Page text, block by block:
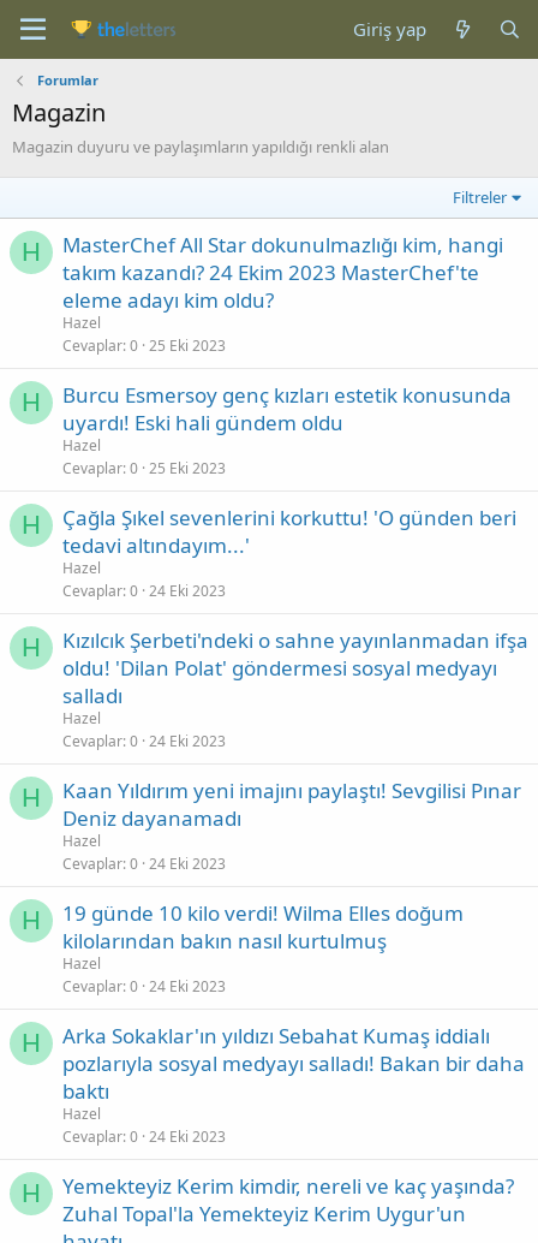
Giriş yap
Forumlar
Magazin
Magazin duyuru ve paylaşımların yapıldığı renkli alan
Filtreler
H
MasterChef All Star dokunulmazlığı kim, hangi
takım kazandı? 24 Ekim 2023 MasterChef'te
eleme adayı kim oldu?
Hazel
Cevaplar 0 25 Eki 2023
H
Burcu Esmersoy genç kızları estetik konusunda
uyardı! Eski hali gündem oldu
Hazel
Cevaplar 0 25 Eki 2023
H
Çağla Şıkel sevenlerini korkuttu! 'O günden beri
tedavi altındayım...'
Hazel
Cevaplar 0 24 Eki 2023
H
Kızılcık Şerbeti'ndeki o sahne yayınlanmadan ifşa
oldu! 'Dilan Polat' göndermesi sosyal medyayı
salladı
Hazel
Cevaplar 0 24 Eki 2023
H
Kaan Yıldırım yeni imajını paylaştı! Sevgilisi Pınar
Deniz dayanamadı
Hazel
Cevaplar 0 24 Eki 2023
H
19 günde 10 kilo verdi! Wilma Elles doğum
kilolarından bakın nasıl kurtulmuş
Hazel
Cevaplar 0 24 Eki 2023
H
Arka Sokaklar'ın yıldızı Sebahat Kumaş iddialı
pozlarıyla sosyal medyayı salladı! Bakan bir daha
baktı
Hazel
Cevaplar 0 24 Eki 2023
H
Yemekteyiz Kerim kimdir, nereli ve kaç yaşında?
Zuhal Topal'la Yemekteyiz Kerim Uygur'un